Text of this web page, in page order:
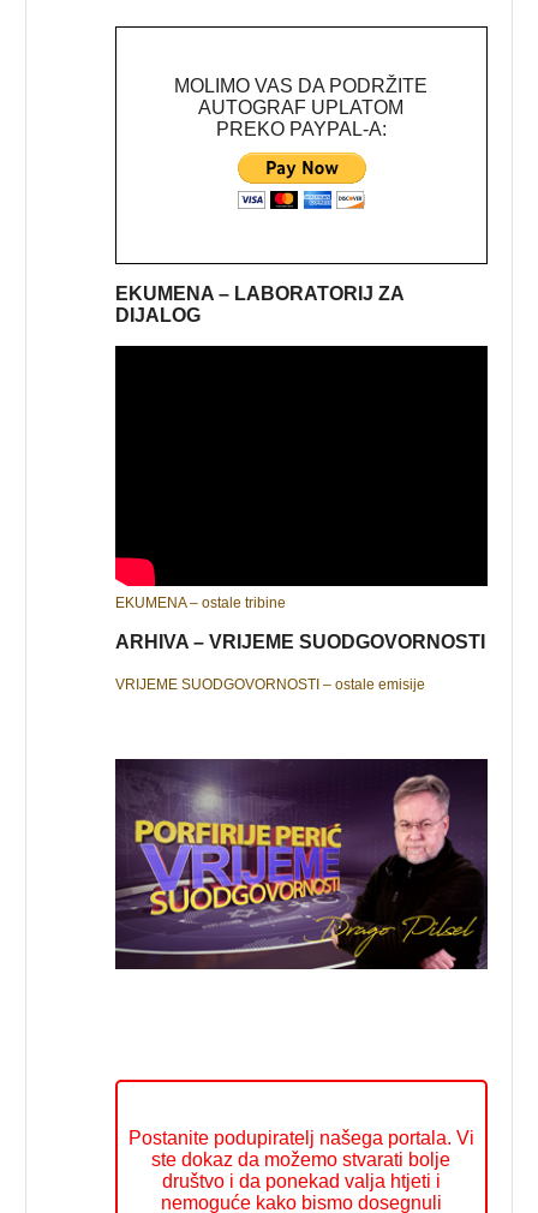
MOLIMO VAS DA PODRŽITE
AUTOGRAF UPLATOM
PREKO PAYPAL-A:
EKUMENA – LABORATORIJ ZA
DIJALOG
EKUMENA – ostale tribine
ARHIVA – VRIJEME SUODGOVORNOSTI
VRIJEME SUODGOVORNOSTI – ostale emisije
Postanite podupiratelj našega portala. Vi
ste dokaz da možemo stvarati bolje
društvo i da ponekad valja htjeti i
nemoguće kako bismo dosegnuli